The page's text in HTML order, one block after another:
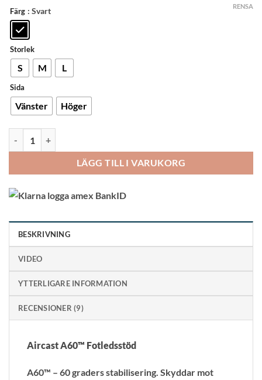
Färg : Svart
Storlek
S M L
Sida
Vänster Höger
RENSA
LÄGG TILL I VARUKORG
BESKRIVNING
VIDEO
YTTERLIGARE INFORMATION
RECENSIONER (9)
Aircast A60™ Fotledsstöd
A60™ – 60 graders stabilisering. Skyddar mot